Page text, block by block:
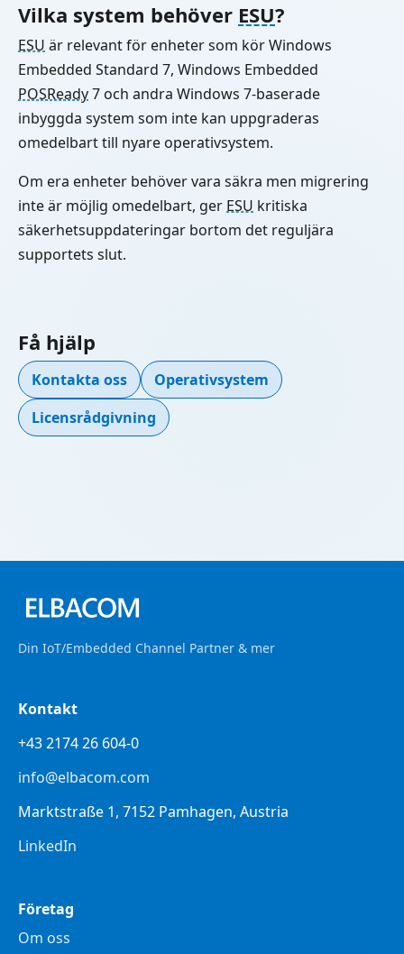
Vilka system behöver ESU?
ESU är relevant för enheter som kör Windows
Embedded Standard 7, Windows Embedded
POSReady7 och andra Windows 7-baserade
inbyggda system som inte kan uppgraderas
omedelbart till nyare operativsystem.
Om era enheter behöver vara säkra men migrering
inte är möjlig omedelbart, ger ESU kritiska
säkerhetsuppdateringar bortom det reguljära
supportets slut.
Få hjälp
Kontakta oss
Operativsystem
Licensrådgivning
Din IoT/Embedded Channel Partner & mer
Kontakt
+43 2174 26 604-0
info@elbacom.com
Marktstraße 1, 7152 Pamhagen, Austria
LinkedIn
Företag
Om oss